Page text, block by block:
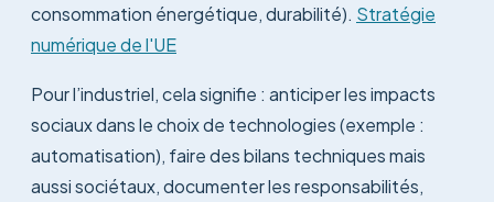
consommation énergétique, durabilité). Stratégie
numérique de l'UE
Pour l’industriel, cela signifie : anticiper les impacts
sociaux dans le choix de technologies (exemple :
automatisation), faire des bilans techniques mais
aussi sociétaux, documenter les responsabilités,